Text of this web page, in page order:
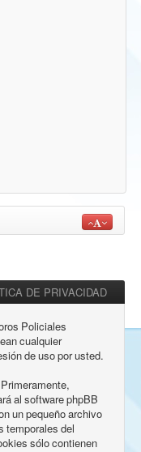
DE PRIVACIDAD
Policiales
cualquier
de uso por usted.
al software phpBB
un pequeño archivo
temporales del
sólo contienen